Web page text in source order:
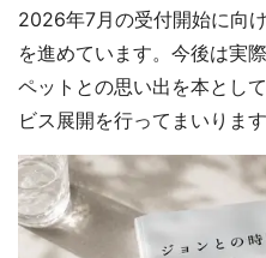
2026年7月の受付開始に向
を進めています。今後は実
ペットとの思い出を本とし
ビス展開を行ってまいります